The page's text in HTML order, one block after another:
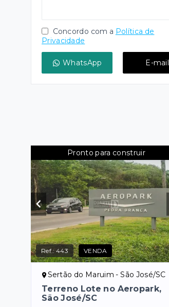
Concordo com a Política de
Privacidade
WhatsApp E-mail
Pronto para construir
Ref.:443 VENDA
Sertão do Maruim - São José/SC
Terreno Lote no Aeropark,
São José/SC